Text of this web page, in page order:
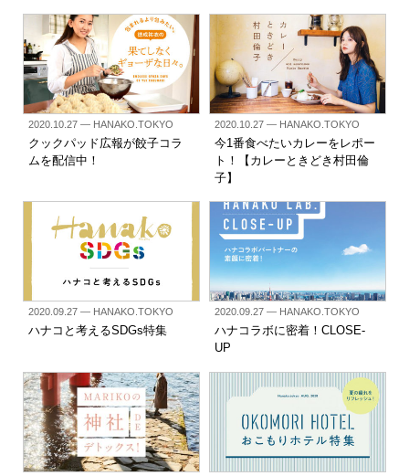
2020.10.27— HANAKO.TOKYO
クックパッド広報が餃子コラ
ムを配信中！
2020.10.27— HANAKO.TOKYO
今1番食べたいカレーをレポー
ト！【カレーときどき村田倫
子】
2020.09.27— HANAKO.TOKYO
ハナコと考えるSDGs特集
2020.09.27— HANAKO.TOKYO
ハナコラボに密着！CLOSE-
UP